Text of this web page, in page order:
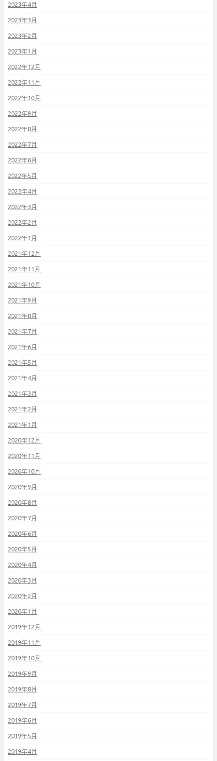
2023年4月
2023年3月
2023年2月
2023年1月
2022年12月
2022年11月
2022年10月
2022年9月
2022年8月
2022年7月
2022年6月
2022年5月
2022年4月
2022年3月
2022年2月
2022年1月
2021年12月
2021年11月
2021年10月
2021年9月
2021年8月
2021年7月
2021年6月
2021年5月
2021年4月
2021年3月
2021年2月
2021年1月
2020年12月
2020年11月
2020年10月
2020年9月
2020年8月
2020年7月
2020年6月
2020年5月
2020年4月
2020年3月
2020年2月
2020年1月
2019年12月
2019年11月
2019年10月
2019年9月
2019年8月
2019年7月
2019年6月
2019年5月
2019年4月